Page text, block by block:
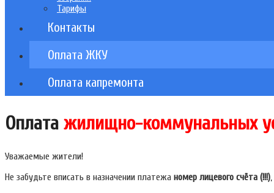
Тарифы
Контакты
Оплата ЖКУ
Оплата капремонта
Оплата жилищно-коммунальных
Уважаемые жители!
Не забудьте вписать в назначении платежа номер лицевого счёта (!!!)